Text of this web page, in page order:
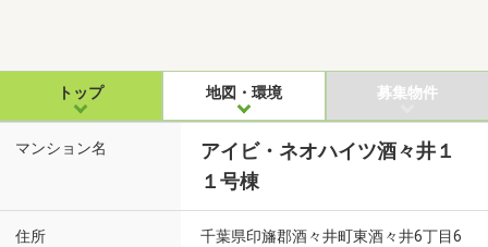
トップ 地図・環境 募集物件
マンション名
アイビ・ネオハイツ酒々井１
１号棟
住所
千葉県印旛郡酒々井町東酒々井6丁目6